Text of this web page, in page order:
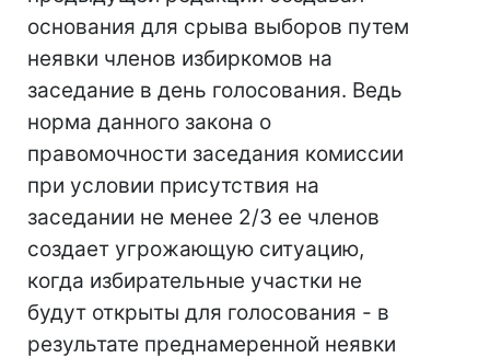
основания для срыва выборов путем
неявки членов избиркомов на
заседание в день голосования. Ведь
норма данного закона о
правомочности заседания комиссии
при условии присутствия на
заседании не менее 2/3 ее членов
создает угрожающую ситуацию,
когда избирательные участки не
будут открыты для голосования - в
результате преднамеренной неявки